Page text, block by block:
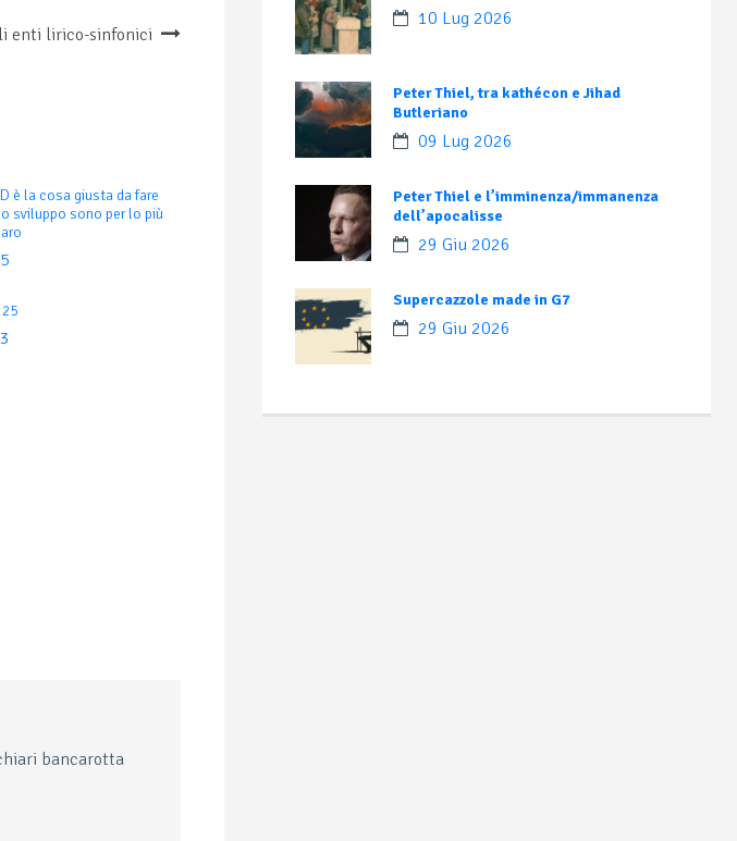
enti lirico-sinfonici
è la cosa giusta da fare
sviluppo sono per lo più
bancarotta
10 Lug 2026
Peter Thiel, tra kathécon e Jihad
Butleriano
09 Lug 2026
Peter Thiel e l’imminenza/immanenza
dell’apocalisse
29 Giu 2026
Supercazzole made in G7
29 Giu 2026